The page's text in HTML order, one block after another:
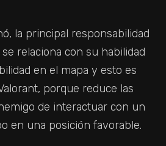
la principal responsabilidad
relaciona con su habilidad
en el mapa y esto es
porque reduce las
de interactuar con un
en una posición favorable.